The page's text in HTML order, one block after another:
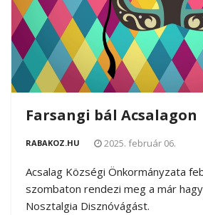
Farsangi bál Acsalagon
RABAKOZ.HU 2025. február 06.
Acsalag Községi Önkormányzata
szombaton rendezi meg a már
Nosztalgia Disznóvágást.